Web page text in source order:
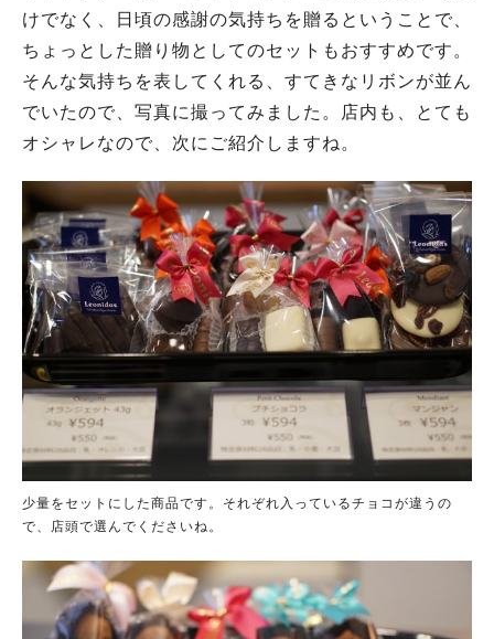
けでなく、日頃の感謝の気持ちを贈るということで、
ちょっとした贈り物としてのセットもおすすめです。
そんな気持ちを表してくれる、すてきなリボンが並ん
でいたので、写真に撮ってみました。店内も、とても
オシャレなので、次にご紹介しますね。
少量をセットにした商品です。それぞれ入っているチョコが違うの
で、店頭で選んでくださいね。